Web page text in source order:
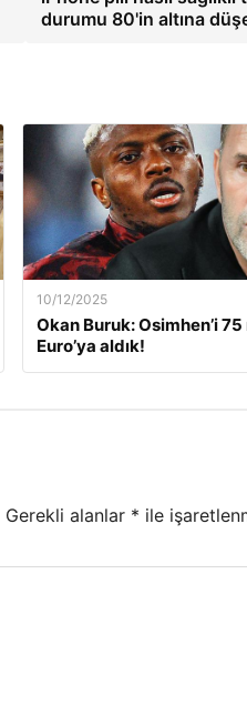
durumu 80'in altına
10/12/2025
Okan Buruk: Osimhen’i
Euro’ya aldık!
Gerekli alanlar * ile